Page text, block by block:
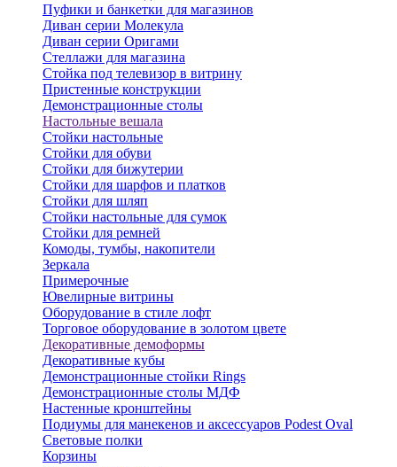
Пуфики и банкетки для магазинов
Диван серии Молекула
Диван серии Оригами
Стеллажи для магазина
Стойка под телевизор в витрину
Пристенные конструкции
Демонстрационные столы
Настольные вешала
Стойки настольные
Стойки для обуви
Стойки для бижутерии
Стойки для шарфов и платков
Стойки для шляп
Стойки настольные для сумок
Стойки для ремней
Комоды, тумбы, накопители
Зеркала
Примерочные
Ювелирные витрины
Оборудование в стиле лофт
Торговое оборудование в золотом цвете
Декоративные демоформы
Декоративные кубы
Демонстрационные стойки Rings
Демонстрационные столы МДФ
Настенные кронштейны
Подиумы для манекенов и аксессуаров Podest Oval
Световые полки
Корзины